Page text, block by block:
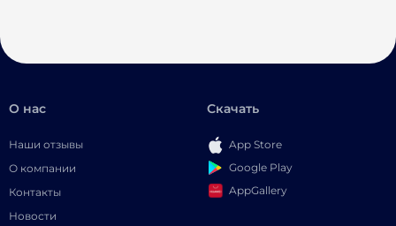
О нас
Наши отзывы
О компании
Контакты
Новости
Скачать
App Store
Google Play
AppGallery